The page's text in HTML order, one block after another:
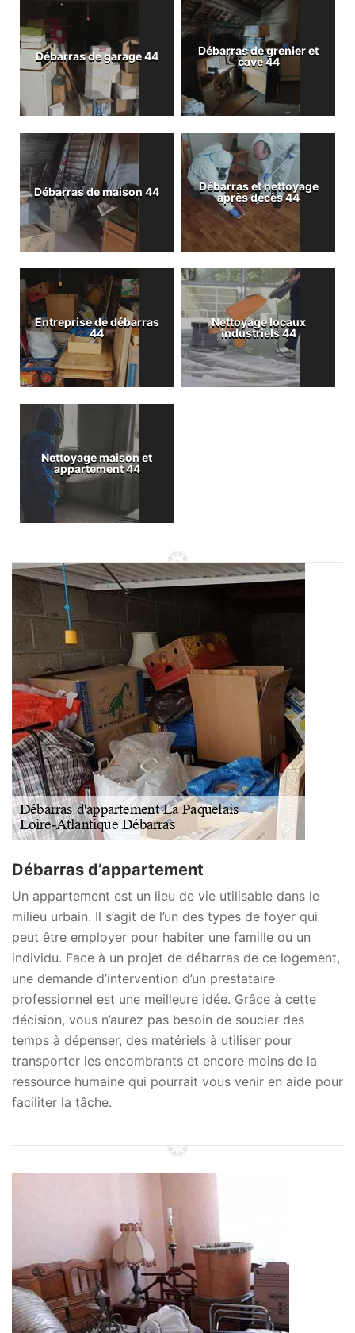
Débarras de garage 44
Débarras de grenier et
cave 44
Débarras de maison 44
Débarras et nettoyage
après décès 44
Entreprise de débarras
44
Nettoyage locaux
industriels 44
Nettoyage maison et
appartement 44
Débarras d’appartement
Un appartement est un lieu de vie utilisable dans le
milieu urbain. Il s’agit de l’un des types de foyer qui
peut être employer pour habiter une famille ou un
individu. Face à un projet de débarras de ce logement,
une demande d’intervention d’un prestataire
professionnel est une meilleure idée. Grâce à cette
décision, vous n’aurez pas besoin de soucier des
temps à dépenser, des matériels à utiliser pour
transporter les encombrants et encore moins de la
ressource humaine qui pourrait vous venir en aide pour
faciliter la tâche.